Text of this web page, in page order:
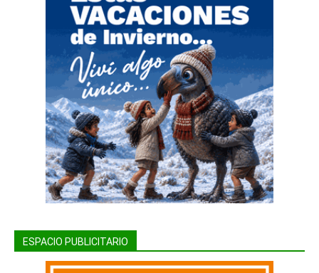
ESPACIO PUBLICITARIO